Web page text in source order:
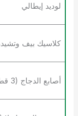
لوديد إيطالي
كلاسيك بيف
أصابع الدجاج (3 قطع)